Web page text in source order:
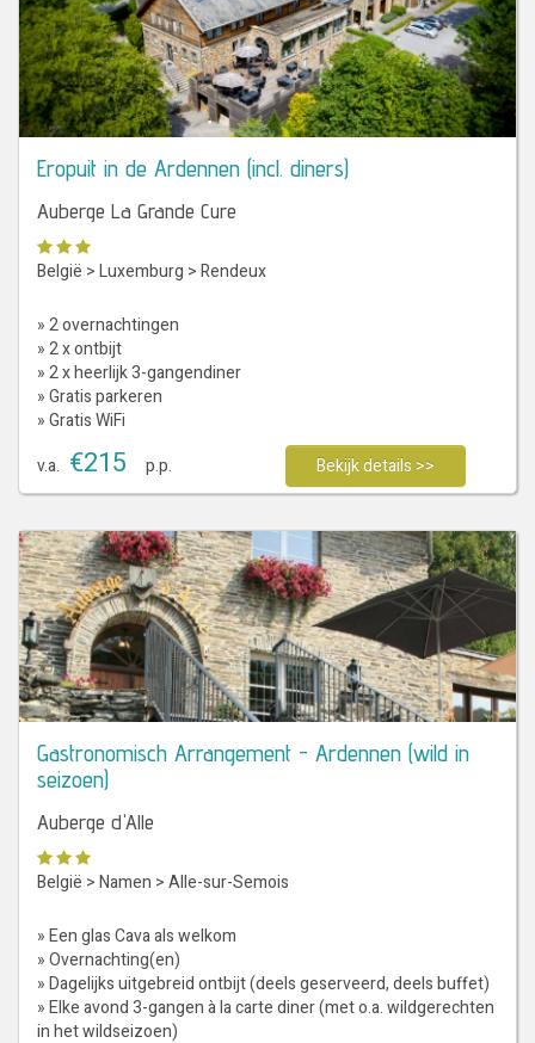
Eropuit in de Ardennen (incl. diners)
Auberge La Grande Cure
België >Luxemburg >Rendeux
» 2 overnachtingen
» 2 x ontbijt
» 2 x heerlijk 3-gangendiner
» Gratis parkeren
» Gratis WiFi
v.a. €215 p.p. Bekijk details >>
Gastronomisch Arrangement - Ardennen (wild in
seizoen)
Auberge d'Alle
België >Namen >Alle-sur-Semois
» Een glas Cava als welkom
» Overnachting(en)
» Dagelijks uitgebreid ontbijt (deels geserveerd, deels buffet)
» Elke avond 3-gangen à la carte diner (met o.a. wildgerechten
in het wildseizoen)